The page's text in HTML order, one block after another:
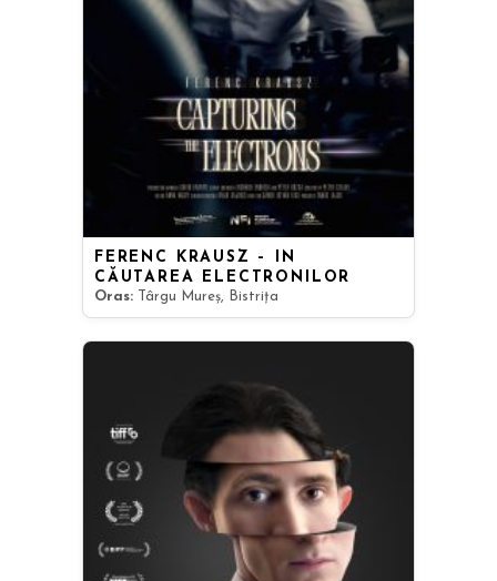
FERENC KRAUSZ – ÎN
CĂUTAREA ELECTRONILOR
Oras: Târgu Mureș, Bistrița